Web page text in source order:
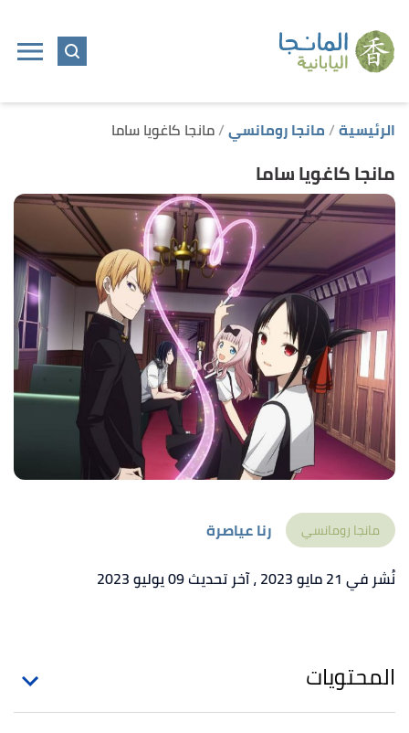
الرئيسية مانجا رومانسي مانجا كاغويا ساما
مانجا كاغويا ساما
مانجا رومانسي
رنا عياصرة
نُشر في 21 مايو 2023
، آخر تحديث 09 يوليو 2023
المحتويات